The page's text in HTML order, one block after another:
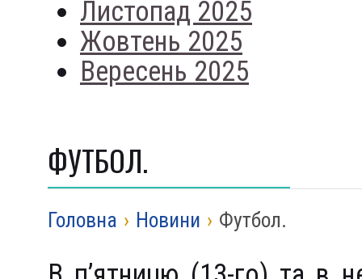
Листопад 2025
Жовтень 2025
Вересень 2025
ФУТБОЛ.
Головна › Новини › Футбол.